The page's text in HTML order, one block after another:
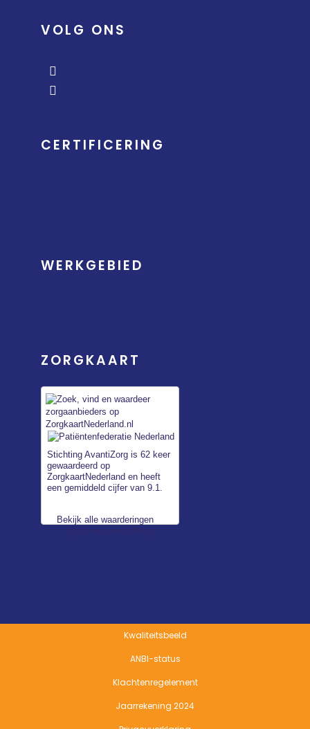
VOLG ONS
CERTIFICERING
WERKGEBIED
ZORGKAART
Stichting AvantiZorg is 62 keer
gewaardeerd op
ZorgkaartNederland en heeft
een gemiddeld cijfer van 9.1.
Bekijk alle waarderingenof
Kwaliteitsbeeld
ANBI-status
Klachtenregelement
Jaarrekening 2024